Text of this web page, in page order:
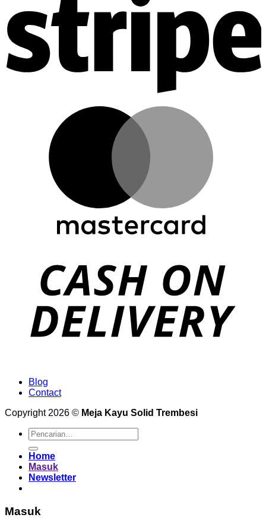
Blog
Contact
Copyright 2026 © Meja Kayu Solid Trembesi
Pencarian
untuk:
Home
Masuk
Newsletter
Masuk